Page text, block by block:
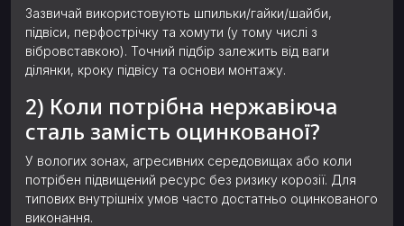
Зазвичай використовують шпильки/гайки/шайби,
підвіси, перфострічку та хомути (у тому числі з
вібровставкою). Точний підбір залежить від ваги
ділянки, кроку підвісу та основи монтажу.
2) Коли потрібна нержавіюча
сталь замість оцинкованої?
У вологих зонах, агресивних середовищах або коли
потрібен підвищений ресурс без ризику корозії. Для
типових внутрішніх умов часто достатньо оцинкованого
виконання.